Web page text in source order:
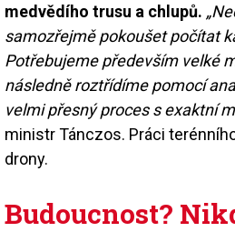
medvědího trusu a chlupů.
samozřejmě pokoušet počítat
Potřebujeme především velké
následně roztřídíme pomocí
velmi přesný proces s exaktní
ministr Tánczos. Práci
drony.
Budoucnost?